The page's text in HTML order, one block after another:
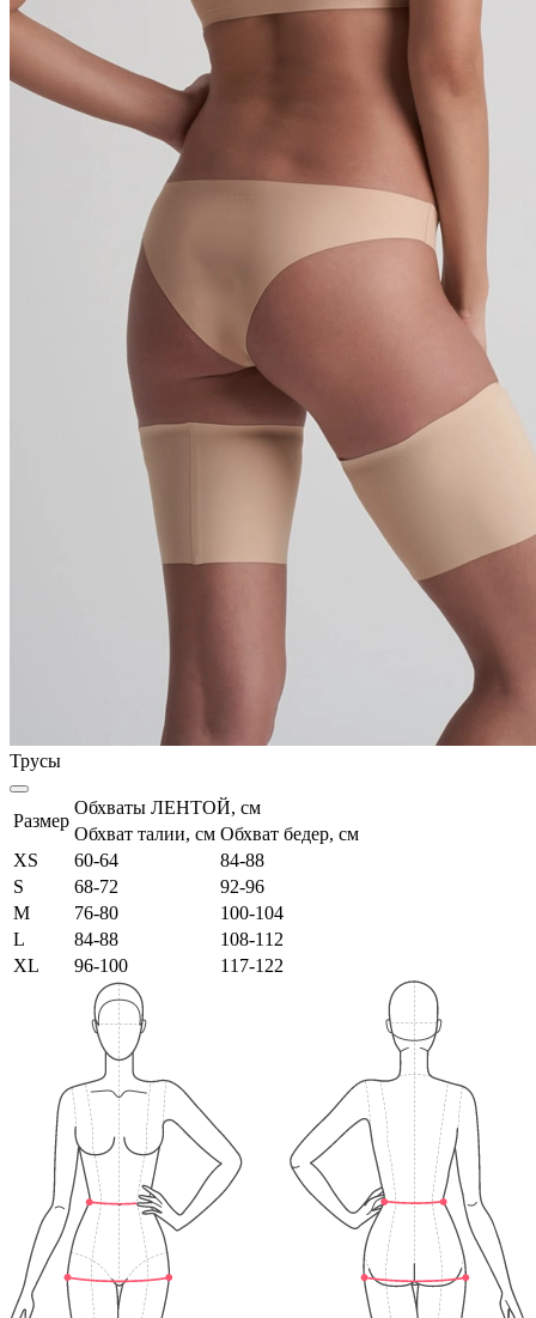
Трусы
Размер
Обхваты ЛЕНТОЙ, см
Обхват талии, см Обхват бедер, см
XS
60-64
84-88
S
68-72
92-96
M
76-80
100-104
L
84-88
108-112
XL
96-100 117-122